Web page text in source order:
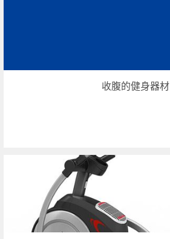
收腹的健身器材